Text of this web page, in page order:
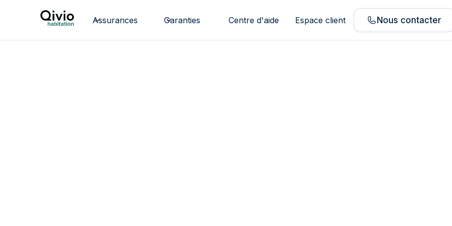
Assurances Garanties Centre d'aide Espace client Nous contacter